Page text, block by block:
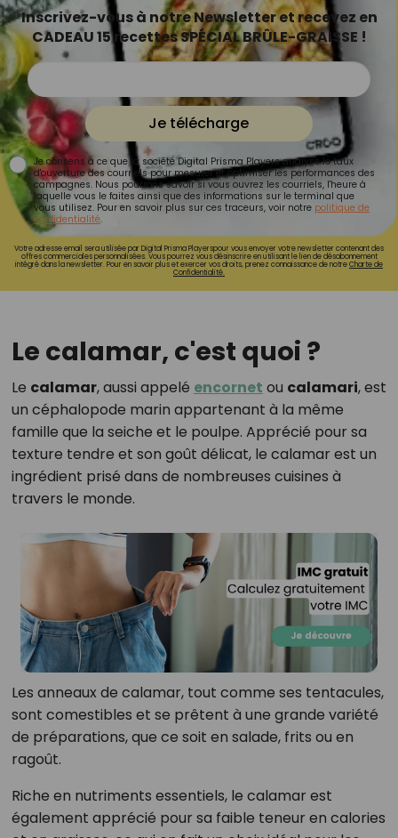
Inscrivez-vous à notre Newsletter et recevez en
CADEAU 15 recettes SPÉCIAL BRÛLE-GRAISSE !
Je télécharge
Je consens à ce que la société Digital Prisma Players analyse le taux
d'ouverture des courriels pour mesurer et optimiser les performances des
campagnes. Nous pourrons savoir si vous ouvrez les courriels, l'heure à
laquelle vous le faites ainsi que des informations sur le terminal que
vous utilisez. Pour en savoir plus sur ces traceurs, voir notre politique de
confidentialité.
Votre adresse email sera utilisée par Digital Prisma Playerspour vous envoyer votre newsletter contenant des
offres commerciales personnalisées. Vous pourrez vous désinscrire en utilisant le lien de désabonnement
intégré dans la newsletter. Pour en savoir plus et exercer vos droits, prenez connaissance de notreCharte de
Confidentialité.
Le calamar, c'est quoi ?
Le calamar, aussi appelé encornet ou calamari, est
un céphalopode marin appartenant à la même
famille que la seiche et le poulpe. Apprécié pour sa
texture tendre et son goût délicat, le calamar est un
ingrédient prisé dans de nombreuses cuisines à
travers le monde.
Les anneaux de calamar, tout comme ses tentacules,
sont comestibles et se prêtent à une grande variété
de préparations, que ce soit en salade, frits ou en
ragoût.
Riche en nutriments essentiels, le calamar est
également apprécié pour sa faible teneur en calories